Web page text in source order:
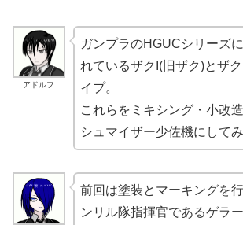
アドルフ
ガンプラのHGUCシリーズ
れているザクI(旧ザク)とザ
イプ。
これらをミキシング・小改
シュマイザー少佐機にしてみ
前回は塗装とマーキングを
ンリル隊指揮官であるゲラ